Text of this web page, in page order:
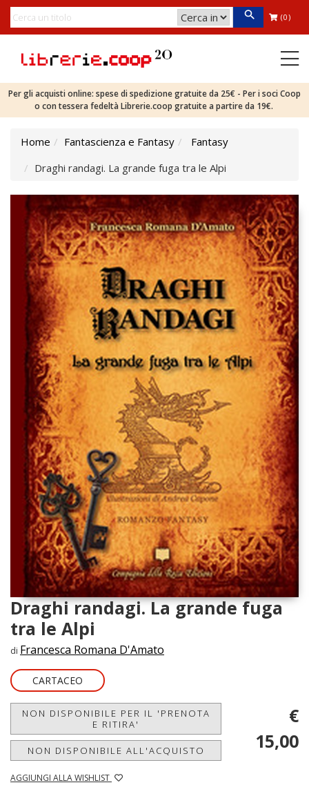
(0)
Per gli acquisti online: spese di spedizione gratuite da 25€ - Per i soci Coop
o con tessera fedeltà Librerie.coop gratuite a partire da 19€.
Home Fantascienza e Fantasy
Fantasy
Draghi randagi. La grande fuga tra le Alpi
Draghi randagi. La grande fuga
tra le Alpi
di Francesca Romana D'Amato
CARTACEO
NON DISPONIBILE PER IL 'PRENOTA
E RITIRA'
NON DISPONIBILE ALL'ACQUISTO
AGGIUNGI ALLA WISHLIST
€
15,00